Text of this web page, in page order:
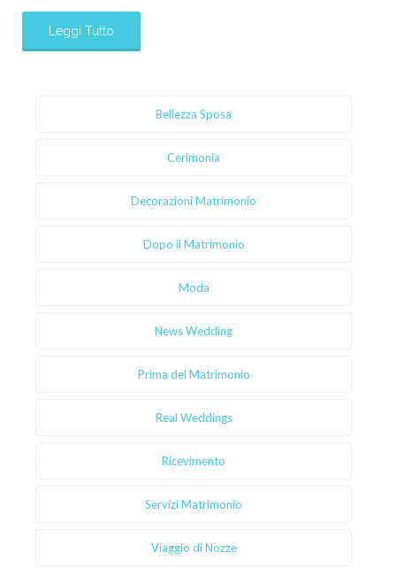
Leggi Tutto
Bellezza Sposa
Cerimonia
Decorazioni Matrimonio
Dopo il Matrimonio
Moda
News Wedding
Prima del Matrimonio
Real Weddings
Ricevimento
Servizi Matrimonio
Viaggio di Nozze